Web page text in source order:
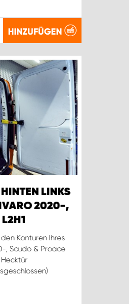
HINZUFÜGEN
LINKS
2020-,
Konturen Ihres
, Scudo & Proace